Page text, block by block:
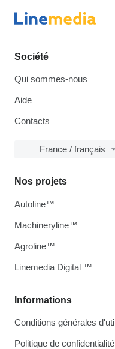
Société
Qui sommes-nous
Aide
Contacts
France / français
Informations
Conditions générales
Politique de confidentialité
Nos projets
Autoline™
Machineryline™
Agroline™
Linemedia Digital ™